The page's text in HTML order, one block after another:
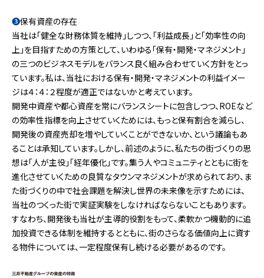
❸保有資産の存在
当社は「健全な財務体質を維持」しつつ、「利益成長」と「効率性の向
上」を目指すための方策として、いわゆる「保有・開発・マネジメント」
の三つのビジネスモデルをバランス良く組み合わせていく方針をとっ
ています。私は、当社における保有・開発・マネジメントの利益イメー
ジは４：４：２程度が適正ではないかと考えています。
開発中資産や都心資産を常にバランスシートに包含しつつ、ROEなど
の効率性指標を向上させていくためには、もっと保有割合を減らし、
開発後の資産売却を増やしていくことができないか、という議論もあ
ることは承知しています。しかし、前述のように、私たちの街づくりの思
想は「人が主役」「経年優化」です。集う人やコミュニティとともに街を
進化させていくための良質なタウンマネジメントが求められており、ま
た街づくりの中で社会課題を解決し世界の未来像を示すためには、
当社のつくった街で実証実験をしなければならないこともあります。
すなわち、開発後も当社が主導的役割をもって、柔軟かつ機動的に追
加投資できる体制を維持するとともに、街のさらなる価値向上に資す
る物件については、一定程度保有し続ける必要があるのです。